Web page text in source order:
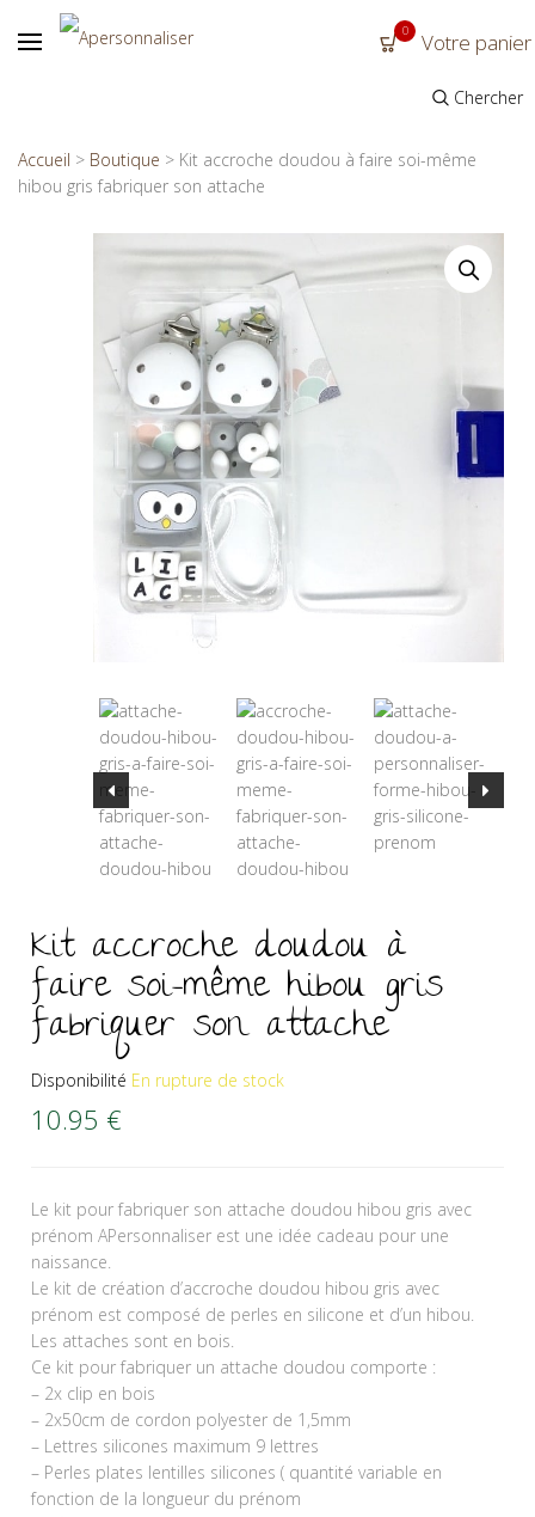
0 Votre panier
Chercher
Accueil > Boutique > Kit accroche doudou à faire soi-même
hibou gris fabriquer son attache
Kit accroche doudou à
faire soi-même hibou gris
fabriquer son attache
Disponibilité En rupture de stock
10.95 €
Le kit pour fabriquer son attache doudou hibou gris avec
prénom APersonnaliser est une idée cadeau pour une
naissance.
Le kit de création d’accroche doudou hibou gris avec
prénom est composé de perles en silicone et d’un hibou.
Les attaches sont en bois.
Ce kit pour fabriquer un attache doudou comporte :
– 2x clip en bois
– 2x50cm de cordon polyester de 1,5mm
– Lettres silicones maximum 9 lettres
– Perles plates lentilles silicones ( quantité variable en
fonction de la longueur du prénom